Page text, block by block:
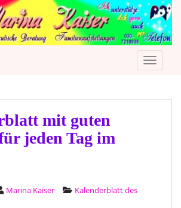
mit guten
jeden Tag im
Marina Kaiser
Kalenderblatt des